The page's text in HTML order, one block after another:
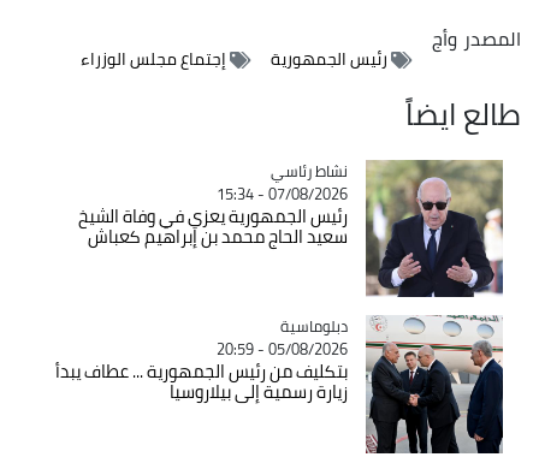
المصدروأج
رئيس الجمهورية إجتماع مجلس الوزراء
طالع ايضاً
Catégorie
نشاط رئاسي
07/08/2026 - 15:34
رئيس الجمهورية يعزي في وفاة الشيخ
سعيد الحاج محمد بن إبراهيم كعباش
Catégorie
دبلوماسية
05/08/2026 - 20:59
بتكليف من رئيس الجمهورية ... عطاف يبدأ
زيارة رسمية إلى بيلاروسيا